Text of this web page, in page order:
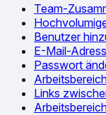
Team-
Benutzer
E-Mail-
Passwort
Links